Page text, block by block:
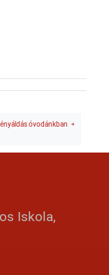
óvodánkban
Iskola,